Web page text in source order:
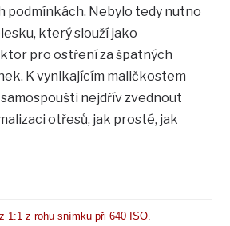
podmínkách. Nebylo tedy nutno
který slouží jako
pro ostření za špatných
K vynikajícím maličkostem
nejdřív zvednout
otřesů, jak prosté, jak
1:1 z rohu snímku při 640 ISO.